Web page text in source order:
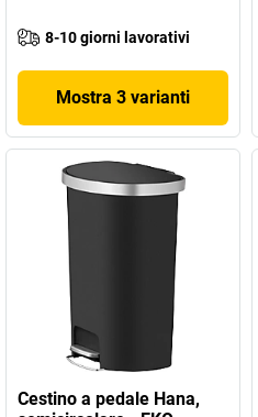
8-10 giorni lavorativi
Mostra 3 varianti
Cestino a pedale Hana,